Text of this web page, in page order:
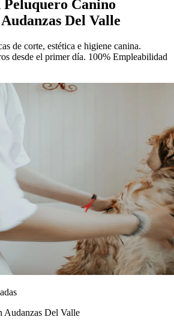
Peluquero Canino
Del Valle
de corte, estética e higiene canina.
desde el primer día. 100% Empleabilidad
Audanzas Del Valle